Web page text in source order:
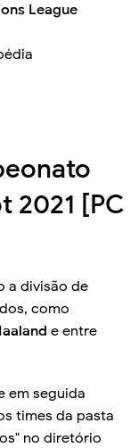
League
2021 [PC
a divisão de
como
e entre
em seguida
times da pasta
no diretório